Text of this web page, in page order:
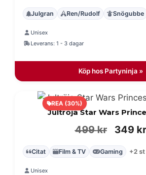
priset
Julgran Ren/Rudolf Snögubbe
Unisex
Leverans: 1 - 3 dagar
Köp hos Partyninja »
REA (30%)
Jultröja Star Wars
499kr
Det
priset
349 kr
Citat Film & TV Gaming +2 st
Unisex